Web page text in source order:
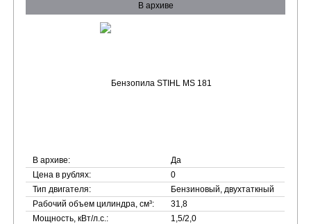
В архиве
В архиве:
Да
Цена в рублях:
0
Тип двигателя:
Бензиновый, двухтаткный
Рабочий объем цилиндра, см³:
31,8
Мощность, кВт/л.с.:
1,5/2,0